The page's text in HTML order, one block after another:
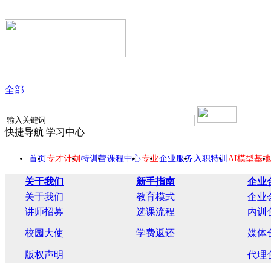
全部
快捷导航 学习中心
首页专才计划 特训营课程中心专业企业服务 入职特训 AI模型基地
关于我们 新手指南
企业
关于我们
教育模式
企业
讲师招募
选课流程 内训
校园大使 学费返还 媒体
版权声明 代理